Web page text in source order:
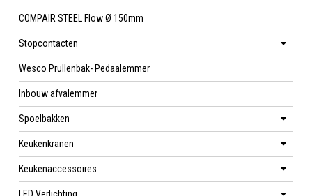
COMPAIR STEEL Flow Ø 150mm
Stopcontacten
Wesco Prullenbak- Pedaalemmer
Inbouw afvalemmer
Spoelbakken
Keukenkranen
Keukenaccessoires